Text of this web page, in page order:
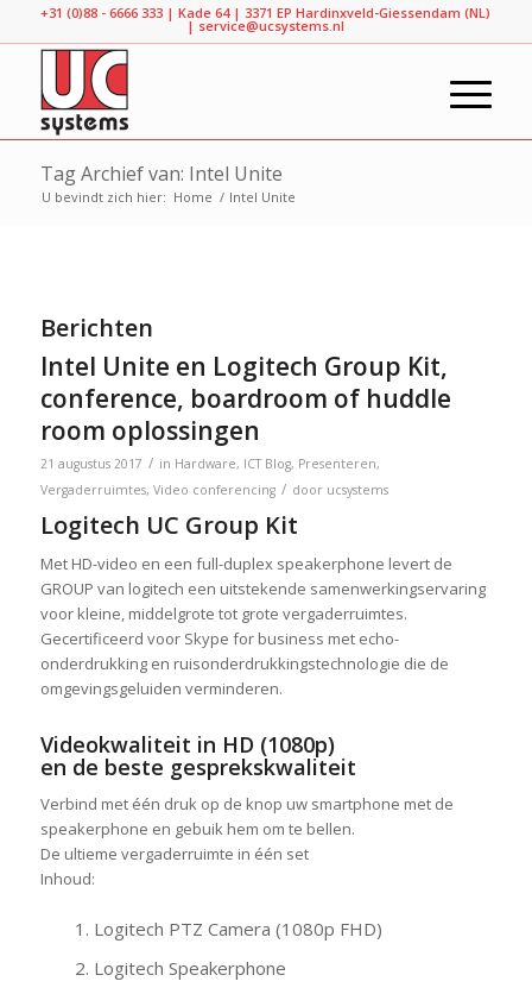
+31​ (0)88 - 6666 333 | Kade 64 | 3371 EP Hardinxveld-Giessendam (NL)
| service@ucsystems.nl
Tag Archief van: Intel Unite
U bevindt zich hier: Home / Intel Unite
Berichten
Intel Unite en Logitech Group Kit,
conference, boardroom of huddle
room oplossingen
21 augustus 2017 / in Hardware, ICT Blog, Presenteren,
Vergaderruimtes, Video conferencing / door ucsystems
Logitech UC Group Kit
Met HD-video en een full-duplex speakerphone levert de
GROUP van logitech een uitstekende samenwerkingservaring
voor kleine, middelgrote tot grote vergaderruimtes.
Gecertificeerd voor Skype for business met echo-
onderdrukking en ruisonderdrukkingstechnologie die de
omgevingsgeluiden verminderen.
Videokwaliteit in HD (1080p)
en de beste gesprekskwaliteit
Verbind met één druk op de knop uw smartphone met de
speakerphone en gebuik hem om te bellen.
De ultieme vergaderruimte in één set
Inhoud:
Logitech PTZ Camera (1080p FHD)
Logitech Speakerphone